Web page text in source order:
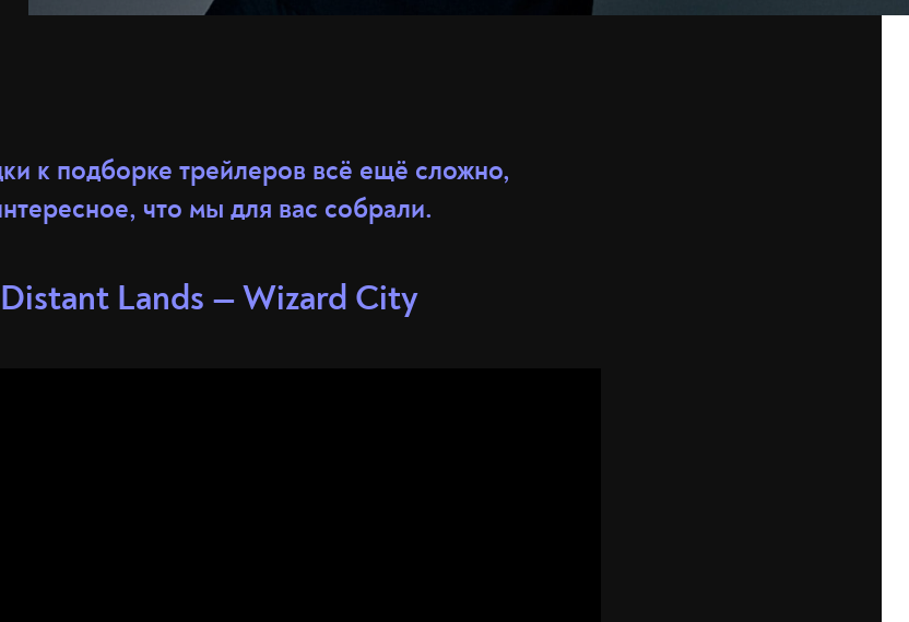
к подборке трейлеров всё ещё сложно,
что мы для вас собрали.
Lands — Wizard City